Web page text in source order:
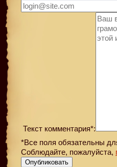
Текст комментария*:
*Все поля обязательны
Соблюдайте, пожалуйста,
Опубликовать